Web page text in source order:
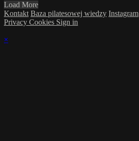
Load More
Kontakt Baza pilatesowej wiedzy Instagram
Privacy Cookies Sign in
×